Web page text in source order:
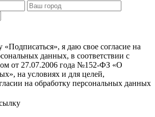
я даю свое согласие на
данных, в соответствии с
от 27.07.2006 года №152-ФЗ «О
на условиях и для целей,
на обработку персональных данных